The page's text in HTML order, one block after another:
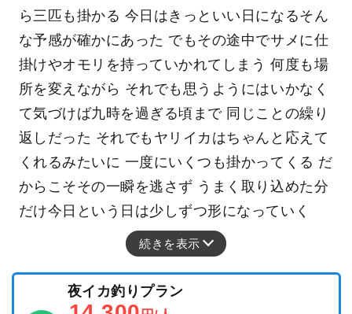
ら三匹も掛かる 今日はきっといい日になるそん
な予感が確かにあった でもその途中でサメに仕
掛けやオモリを持っていかれてしまう 何度も場
所を変えながら それでも思うようにはいかなく
て気づけば九時を過ぎる頃まで 同じことの繰り
返しだった それでもヤリイカはちゃんと応えて
くれるみたいに 一度にいくつも掛かってくる だ
からこそその一瞬を逃さず うまく取り込めた分
だけ今日という日は少しずつ形になっていく
続きを表示
夜イカ釣りプラン